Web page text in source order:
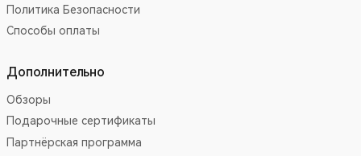
Политика Безопасности
Способы оплаты
Дополнительно
Обзоры
Подарочные сертификаты
Партнёрская программа